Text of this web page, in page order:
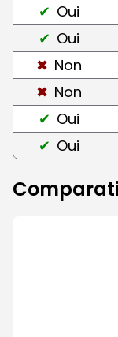
Oui
Oui
Non
Non
Oui
Oui